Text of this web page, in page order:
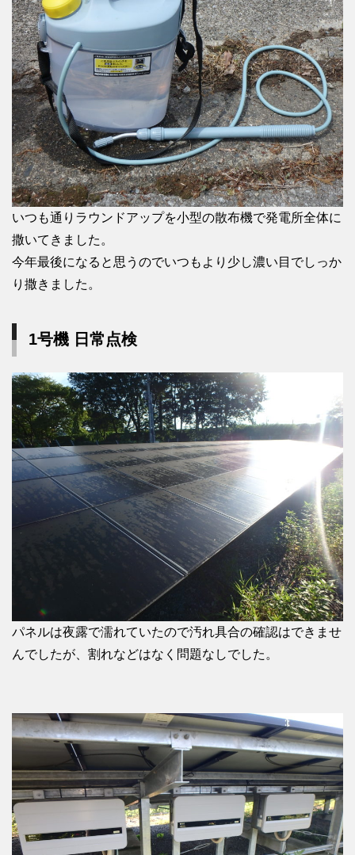
いつも通りラウンドアップを小型の散布機で発電所全体に
撒いてきました。
今年最後になると思うのでいつもより少し濃い目でしっか
り撒きました。
1号機 日常点検
パネルは夜露で濡れていたので汚れ具合の確認はできませ
んでしたが、割れなどはなく問題なしでした。